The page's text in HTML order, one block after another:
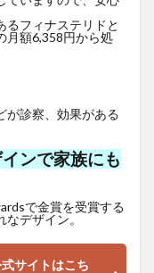
るフィナステリドと
月額6,358円から処
が診察、効果がある
ンで家族にも
で金賞を受賞する
デザイン。
サイトはこち